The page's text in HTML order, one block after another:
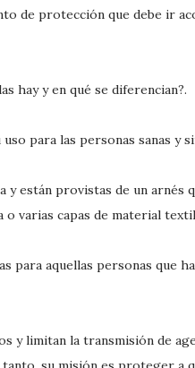
de protección que debe ir
hay y en qué se diferencian?.
para las personas sanas y
y están provistas de un arnés
o varias capas de material
para aquellas personas que
y limitan la transmisión de